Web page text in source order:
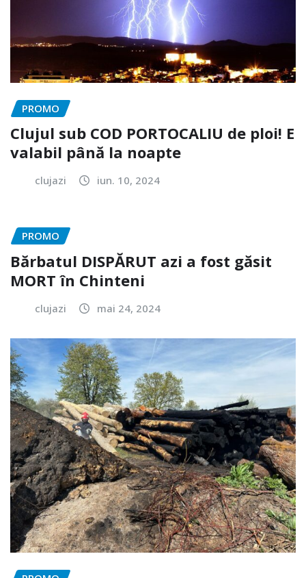
PROMO
Clujul sub COD PORTOCALIU de ploi! E
valabil până la noapte
clujazi iun. 10, 2024
PROMO
Bărbatul DISPĂRUT azi a fost găsit
MORT în Chinteni
clujazi mai 24, 2024